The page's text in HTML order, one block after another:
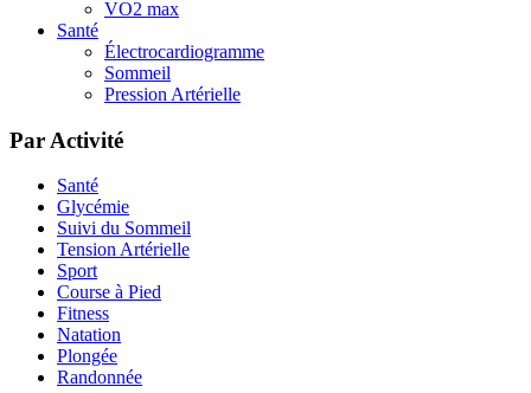
VO2 max
Santé
Électrocardiogramme
Sommeil
Pression Artérielle
Par Activité
Santé
Glycémie
Suivi du Sommeil
Tension Artérielle
Sport
Course à Pied
Fitness
Natation
Plongée
Randonnée